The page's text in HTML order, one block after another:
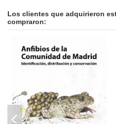
Los clientes que adquirieron
compraron: